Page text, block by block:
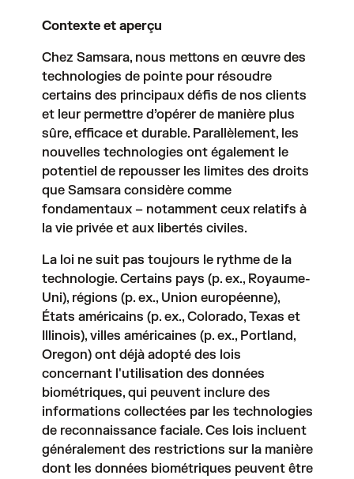
Contexte et aperçu
Chez Samsara, nous mettons en œuvre des
technologies de pointe pour résoudre
certains des principaux défis de nos clients
et leur permettre d’opérer de manière plus
sûre, efficace et durable. Parallèlement, les
nouvelles technologies ont également le
potentiel de repousser les limites des droits
que Samsara considère comme
fondamentaux – notamment ceux relatifs à
la vie privée et aux libertés civiles.
La loi ne suit pas toujours le rythme de la
technologie. Certains pays (p. ex., Royaume-
Uni), régions (p. ex., Union européenne),
États américains (p. ex., Colorado, Texas et
Illinois), villes américaines (p. ex., Portland,
Oregon) ont déjà adopté des lois
concernant l'utilisation des données
biométriques, qui peuvent inclure des
informations collectées par les technologies
de reconnaissance faciale. Ces lois incluent
généralement des restrictions sur la manière
dont les données biométriques peuvent être